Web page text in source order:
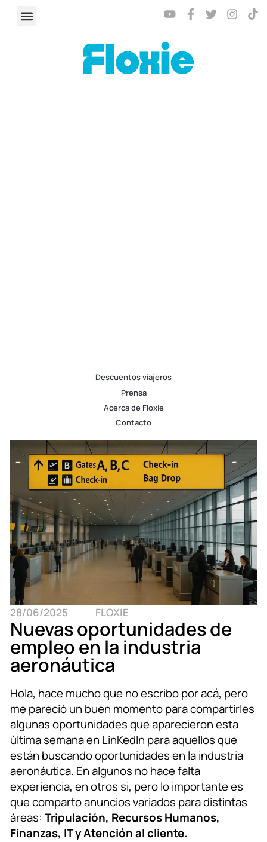
Descuentos viajeros
Prensa
Acerca de Floxie
Contacto
28/06/2025 FLOXIE
Nuevas oportunidades de
empleo en la industria
aeronáutica
Hola, hace mucho que no escribo por acá, pero
me pareció un buen momento para compartirles
algunas oportunidades que aparecieron esta
última semana en LinKedIn para aquellos que
están buscando oportunidades en la industria
aeronáutica. En algunos no hace falta
experiencia, en otros si, pero lo importante es
que comparto anuncios variados para distintas
áreas: Tripulación, Recursos Humanos,
Finanzas, IT y Atención al cliente.